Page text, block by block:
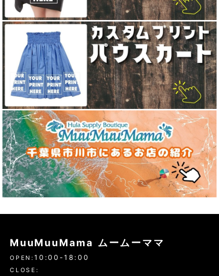
MuuMuuMama ムームーママ
OPEN: 10:00-18:00
CLOSE: